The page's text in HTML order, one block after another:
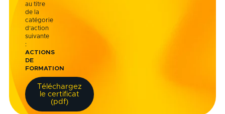
au titre
de la
catégorie
d’action
suivante
:
ACTIONS
DE
FORMATION
Téléchargez
le certificat
(pdf)